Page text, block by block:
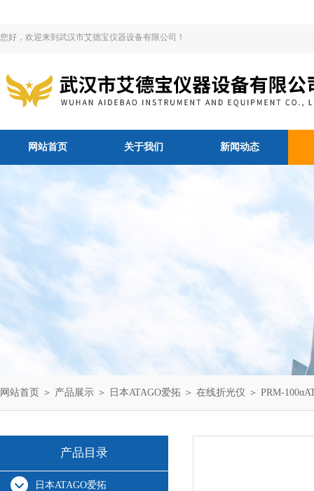
您好，欢迎来到武汉市艾德宝仪器设备有限公司！
网站首页 关于我们 新闻动态
网站首页 ＞ 产品展示 ＞ 日本ATAGO爱拓 ＞ 在线折光仪 ＞ PRM-
产品目录
日本ATAGO爱拓